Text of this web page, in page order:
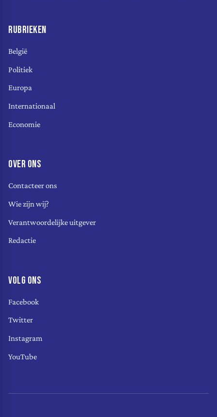
RUBRIEKEN
België
Politiek
Europa
Internationaal
Economie
OVER ONS
Contacteer ons
Wie zijn wij?
Verantwoordelijke uitgever
Redactie
VOLG ONS
Facebook
Twitter
Instagram
YouTube